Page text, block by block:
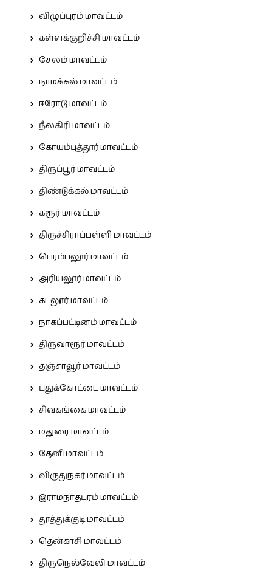
விழுப்புரம் மாவட்டம்
கள்ளக்குறிச்சி மாவட்டம்
சேலம் மாவட்டம்
நாமக்கல் மாவட்டம்
ஈரோடு மாவட்டம்
நீலகிரி மாவட்டம்
கோயம்புத்தூர் மாவட்டம்
திருப்பூர் மாவட்டம்
திண்டுக்கல் மாவட்டம்
கரூர் மாவட்டம்
திருச்சிராப்பள்ளி மாவட்டம்
பெரம்பலூர் மாவட்டம்
அரியலூர் மாவட்டம்
கடலூர் மாவட்டம்
நாகப்பட்டினம் மாவட்டம்
திருவாரூர் மாவட்டம்
தஞ்சாவூர் மாவட்டம்
புதுக்கோட்டை மாவட்டம்
சிவகங்கை மாவட்டம்
மதுரை மாவட்டம்
தேனி மாவட்டம்
விருதுநகர் மாவட்டம்
இராமநாதபுரம் மாவட்டம்
தூத்துக்குடி மாவட்டம்
தென்காசி மாவட்டம்
திருநெல்வேலி மாவட்டம்